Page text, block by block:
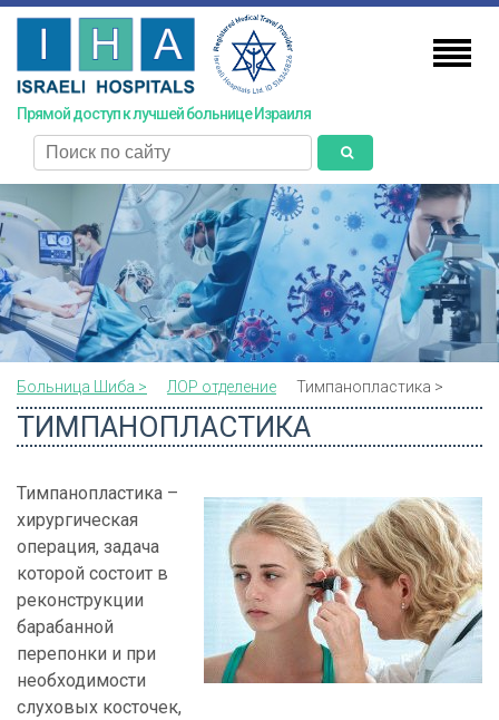
Skip
main
content
Прямой доступ к лучшей больнице Израиля
поиск
Больница Шиба > ЛОР отделение Тимпанопластика >
ТИМПАНОПЛАСТИКА
Тимпанопластика –
хирургическая
операция, задача
которой состоит в
реконструкции
барабанной
перепонки и при
необходимости
слуховых косточек,